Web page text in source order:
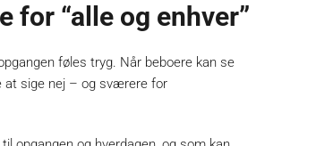
for “alle og enhver”
føles tryg. Når beboere kan se
at sige nej – og sværere for